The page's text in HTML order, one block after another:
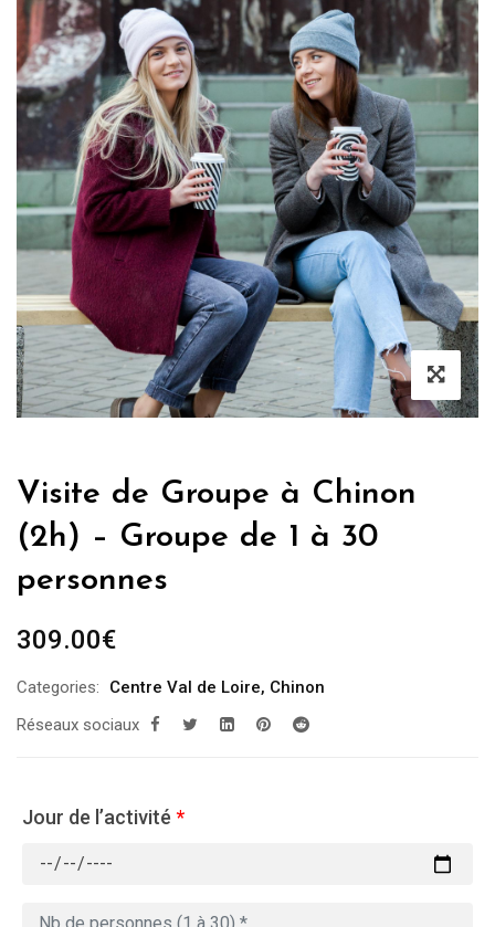
Visite de Groupe à Chinon
(2h) – Groupe de 1 à 30
personnes
309.00€
Categories: Centre Val de Loire, Chinon
Réseaux sociaux
Jour de l’activité *